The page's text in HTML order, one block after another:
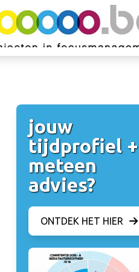
jouw
tijdprofiel +
meteen
advies?
ONTDEK HET HIER